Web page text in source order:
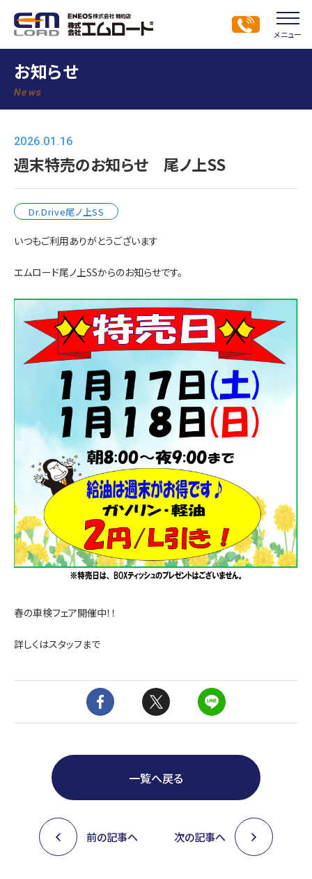
メニュー
お知らせ
News
2026.01.16
週末特売のお知らせ 尾ノ上SS
Dr.Drive尾ノ上SS
いつもご利用ありがとうございます
エムロード尾ノ上SSからのお知らせです。
春の車検フェア開催中！！
詳しくはスタッフまで
一覧へ戻る
前の記事へ 次の記事へ